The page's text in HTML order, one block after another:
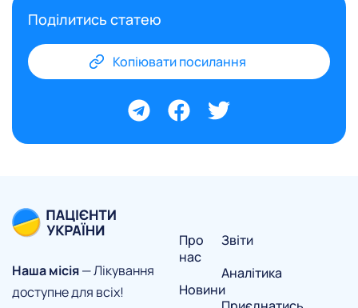
Поділитись статею
Копіювати посилання
Наша місія— Лікування
доступне для всіх!
Про
нас
Новини
Звіти
Аналітика